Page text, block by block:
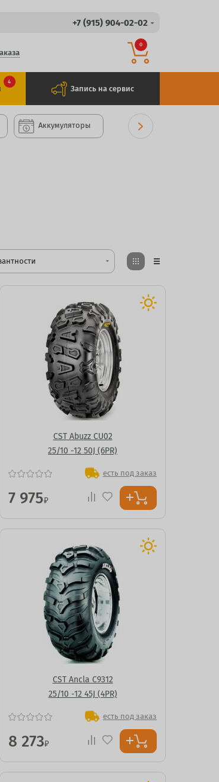
+7 (915) 904-02-02
0
4
Запись на сервис
Аккумуляторы
arrow_drop_down
CST Abuzz CU02
25/10 -12 50J (6PR)
есть под заказ
7 975₽
CST Ancla C9312
25/10 -12 45J (4PR)
есть под заказ
8 273₽